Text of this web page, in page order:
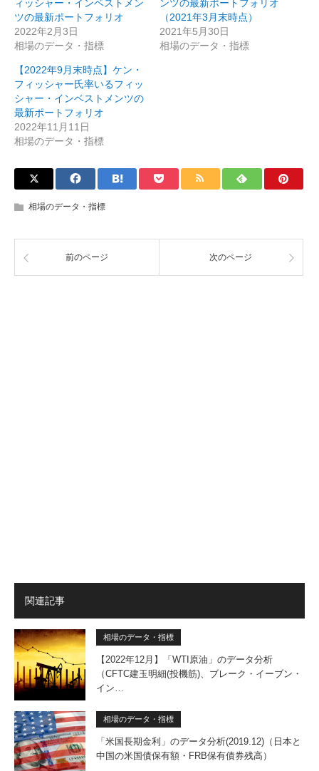
ィッシャー・インベストメン
ツの最新ポートフォリオ
2022年2月3日
相場のデータ・指標
ンツの最新ポートフォリオ
（2021年3月末時点）
2021年5月30日
相場のデータ・指標
【2022年9月末時点】ケン・
フィッシャー氏率いるフィッ
シャー・インベストメンツの
最新ポートフォリオ
2022年11月11日
相場のデータ・指標
相場のデータ・指標
前のページ 次のページ
関連記事
相場のデータ・指標
【2022年12月】「WTI原油」のデータ分析
（CFTC建玉明細(投機筋)、ブレーク・イーブン・
イン…
相場のデータ・指標
「米国長期金利」のデータ分析(2019.12)（日本と
中国の米国債保有額・FRB保有債券残高）